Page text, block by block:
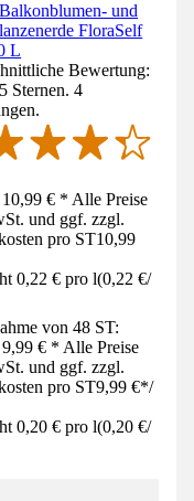
und
FloraSelf
L
Bewertung:
Sternen. 4
€ * Alle Preise
und ggf. zzgl.
pro ST10,99
0,22 € pro l(0,22 €/
von 48 ST:
€ * Alle Preise
und ggf. zzgl.
pro ST9,99 €*/
0,20 € pro l(0,20 €/